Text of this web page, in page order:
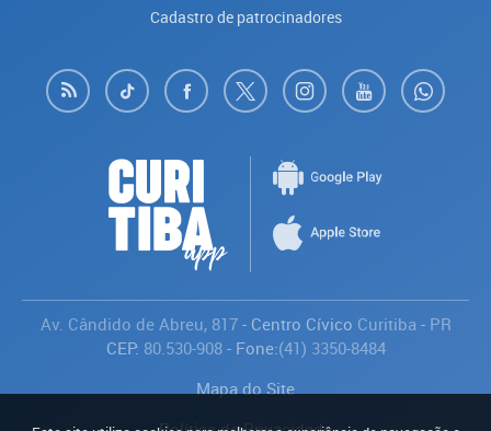
Cadastro de patrocinadores
Av. Cândido de Abreu, 817- Centro Cívico Curitiba- PR
CEP: 80.530-908- Fone:(41) 3350-8484
Mapa do Site